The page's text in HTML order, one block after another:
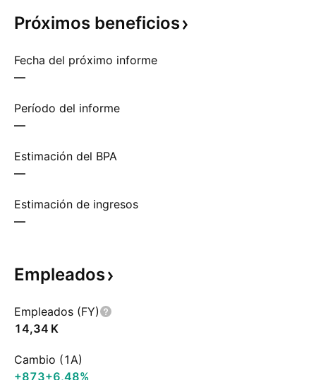
Próximos beneficios
Fecha del próximo informe
—
Período del informe
—
Estimación del BPA
—
Estimación de ingresos
—
Empleados
Empleados (FY)
‪14,34 K‬
Cambio (1A)
+873+6,48%